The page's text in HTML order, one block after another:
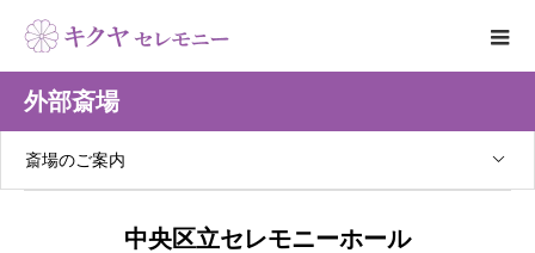
外部斎場
斎場のご案内
中央区立セレモニーホール